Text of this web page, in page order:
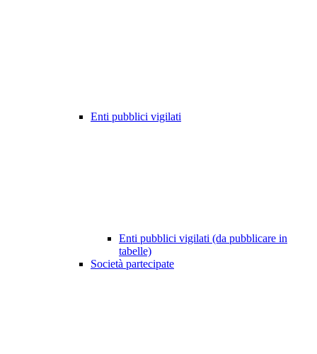
Enti pubblici vigilati
Enti pubblici vigilati (da pubblicare in
tabelle)
Società partecipate